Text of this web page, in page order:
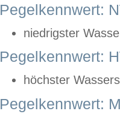
Pegelkennwert:
niedrigster
Pegelkennwert:
höchster
Pegelkennwert: